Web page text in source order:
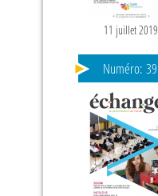
11 juillet 2019
Numéro: 39